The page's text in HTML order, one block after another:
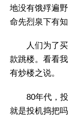
地没有饿殍遍
命先烈泉下有
人们为了
款跳楼。看看
有炒楼之说。
80年代，
就是投机捣把